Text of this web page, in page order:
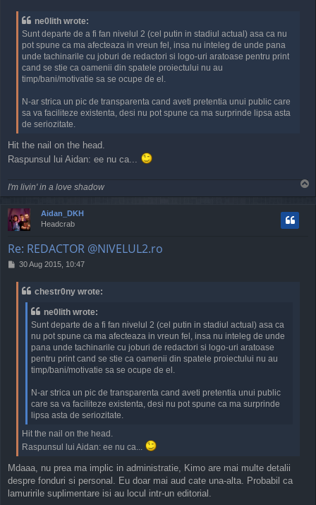
ne0lith wrote:
Sunt departe de a fi fan nivelul 2 (cel putin in stadiul actual) asa ca nu
pot spune ca ma afecteaza in vreun fel, insa nu inteleg de unde pana
unde tachinarile cu joburi de redactori si logo-uri aratoase pentru print
cand se stie ca oamenii din spatele proiectului nu au
timp/bani/motivatie sa se ocupe de el.
N-ar strica un pic de transparenta cand aveti pretentia unui public care
sa va faciliteze existenta, desi nu pot spune ca ma surprinde lipsa asta
de seriozitate.
Hit the nail on the head.
Raspunsul lui Aidan: ee nu ca...
I'm livin' in a love shadow
o
Aidan_DKH
Headcrab
Re: REDACTOR @NIVELUL2.ro
P30 Aug 2015, 10:47
chestr0ny wrote:
ne0lith wrote:
Sunt departe de a fi fan nivelul 2 (cel putin in stadiul actual) asa ca
nu pot spune ca ma afecteaza in vreun fel, insa nu inteleg de unde
pana unde tachinarile cu joburi de redactori si logo-uri aratoase
pentru print cand se stie ca oamenii din spatele proiectului nu au
timp/bani/motivatie sa se ocupe de el.
N-ar strica un pic de transparenta cand aveti pretentia unui public
care sa va faciliteze existenta, desi nu pot spune ca ma surprinde
lipsa asta de seriozitate.
Hit the nail on the head.
Raspunsul lui Aidan: ee nu ca...
Mdaaa, nu prea ma implic in administratie, Kimo are mai multe detalii
despre fonduri si personal. Eu doar mai aud cate una-alta. Probabil ca
lamuririle suplimentare isi au locul intr-un editorial.